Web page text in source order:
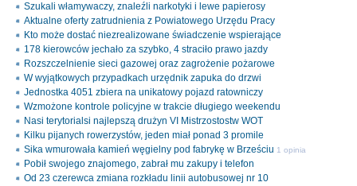
Szukali włamywaczy, znaleźli narkotyki i lewe papierosy
Aktualne oferty zatrudnienia z Powiatowego Urzędu Pracy
Kto może dostać niezrealizowane świadczenie wspierające
178 kierowców jechało za szybko, 4 straciło prawo jazdy
Rozszczelnienie sieci gazowej oraz zagrożenie pożarowe
W wyjątkowych przypadkach urzędnik zapuka do drzwi
Jednostka 4051 zbiera na unikatowy pojazd ratowniczy
Wzmożone kontrole policyjne w trakcie długiego weekendu
Nasi terytorialsi najlepszą drużyn VI Mistrzostostw WOT
Kilku pijanych rowerzystów, jeden miał ponad 3 promile
Sika wmurowała kamień węgielny pod fabrykę w Brześciu 1 opinia
Pobił swojego znajomego, zabrał mu zakupy i telefon
Od 23 czerewca zmiana rozkładu linii autobusowej nr 10